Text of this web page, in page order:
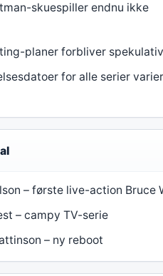
skuespiller endnu ikke
planer forbliver
for alle serier
– første live-action Bruce
– campy TV-serie
– ny reboot